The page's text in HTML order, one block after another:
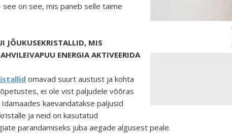
see on see, mis paneb selle taime
JÕUKUSEKRISTALLID, MIS
ENERGIA AKTIVEERIDA
omavad suurt austust ja kohta
õpetustes, ei ole vist paljudele võõras
kaevandatakse paljusid
ja neid on kasutatud
parandamiseks juba aegade algusest peale.